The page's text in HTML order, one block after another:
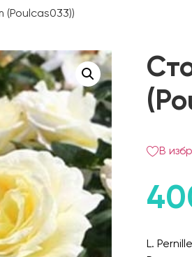
(Poulcas033))
В
L.